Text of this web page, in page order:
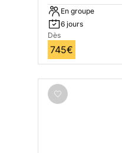
En groupe
6 jours
Dès
745€